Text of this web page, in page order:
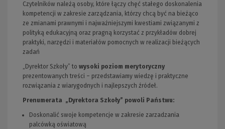
Czytelników należą osoby, które łączy chęć stałego doskonalenia
kompetencji w zakresie zarządzania, którzy chcą być na bieżąco
ze zmianami prawnymi i najważniejszymi kwestiami związanymi z
polityką edukacyjną oraz pragną korzystać z przykładów dobrej
praktyki, narzędzi i materiałów pomocnych w realizacji bieżących
zadań
„Dyrektor Szkoły” to wysoki poziom merytoryczny
prezentowanych treści – przedstawiamy wiedzę i praktyczne
rozwiązania z wiarygodnych i najlepszych źródeł.
Prenumerata „Dyrektora Szkoły” powoli Państwu:
Doskonalić swoje kompetencje w zakresie zarzadzania
palcówką oświatową